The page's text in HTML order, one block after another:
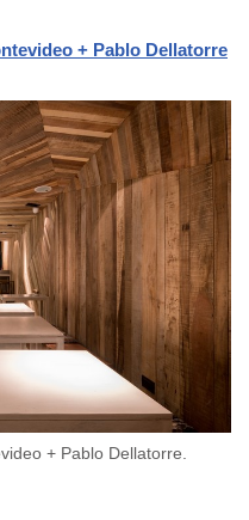
+ Pablo Dellatorre
+ Pablo Dellatorre.